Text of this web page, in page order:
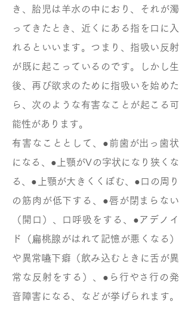
き、胎児は羊水の中におり、それが濁
ってきたとき、近くにある指を口に入
れるといいます。つまり、指吸い反射
が既に起こっているのです。しかし生
後、再び欲求のために指吸いを始めた
ら、次のような有害なことが起こる可
能性があります。
有害なこととして、●前歯が出っ歯状
になる、●上顎がVの字状になり狭くな
る、●上顎が大きくくぼむ、●口の周り
の筋肉が低下する、●唇が閉まらない
（開口）、口呼吸をする、●アデノイ
ド（扁桃腺がはれて記憶が悪くなる）
や異常嚥下癖（飲み込むときに舌が異
常な反射をする）、●ら行やさ行の発
音障害になる、などが挙げられます。